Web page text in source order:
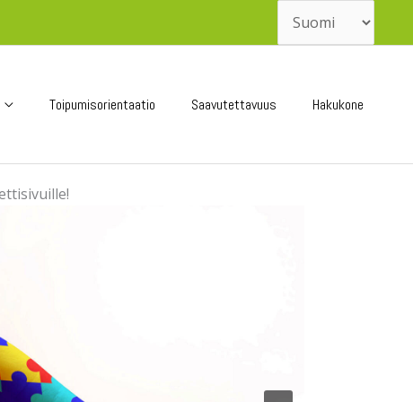
Valitse
kieli
Toipumisorientaatio Saavutettavuus Hakukone